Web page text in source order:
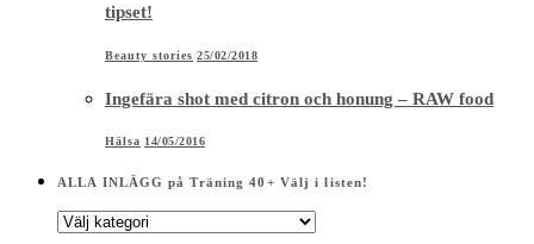
tipset!
Beauty stories 25/02/2018
Ingefära shot med citron och honung – RAW food
Hälsa 14/05/2016
ALLA INLÄGG på Träning 40+ Välj i listen!
ALLA